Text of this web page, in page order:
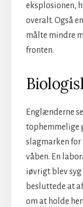
eksplosionen,
overalt. Også
målte mindre
fronten.
Englænderne
tophemmelige
slagmarken
våben. En
iøvrigt blev syg
besluttede at
om at holde